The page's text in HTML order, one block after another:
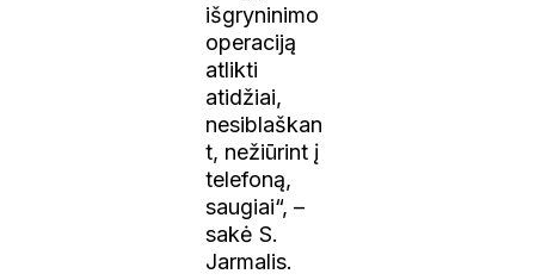
išgryninimo
operaciją
atlikti
atidžiai,
nesiblaškan
t, nežiūrint į
telefoną,
saugiai“, –
sakė S.
Jarmalis.